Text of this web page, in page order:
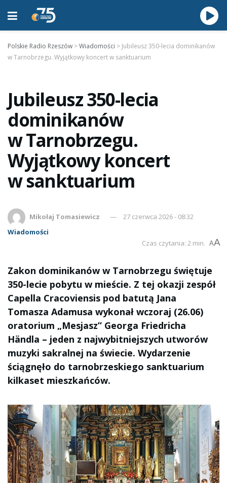
Polskie Radio Rzeszów >Wiadomości > Jubileusz 350-lecia dominikanów
w Tarnobrzegu. Wyjątkowy koncert w sanktuarium
Jubileusz 350-lecia
dominikanów
w Tarnobrzegu.
Wyjątkowy koncert
w sanktuarium
Mikołaj Tomasiewicz
27 czerwca 2026 - 08:32
Wiadomości
Czas czytania: 2 min. AA
Zakon dominikanów w Tarnobrzegu świętuje
350-lecie pobytu w mieście. Z tej okazji zespół
Capella Cracoviensis pod batutą Jana
Tomasza Adamusa wykonał wczoraj (26.06)
oratorium „Mesjasz” Georga Friedricha
Händla – jeden z najwybitniejszych utworów
muzyki sakralnej na świecie. Wydarzenie
ściągnęło do tarnobrzeskiego sanktuarium
kilkaset mieszkańców.